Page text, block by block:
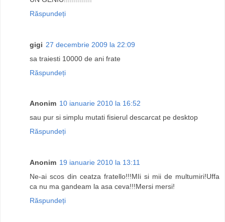
Răspundeți
gigi 27 decembrie 2009 la 22:09
sa traiesti 10000 de ani frate
Răspundeți
Anonim 10 ianuarie 2010 la 16:52
sau pur si simplu mutati fisierul descarcat pe desktop
Răspundeți
Anonim 19 ianuarie 2010 la 13:11
Ne-ai scos din ceatza fratello!!!MIi si mii de multumiri!Uffa
ca nu ma gandeam la asa ceva!!!Mersi mersi!
Răspundeți